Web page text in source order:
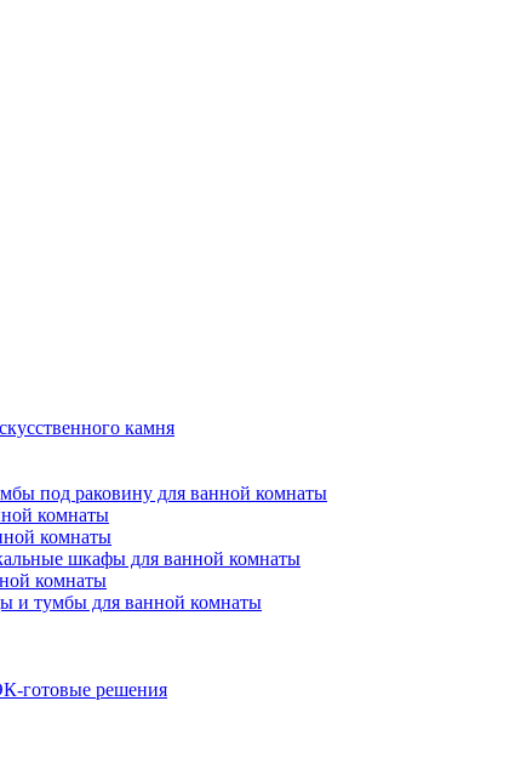
камня
под раковину для ванной комнаты
комнаты
комнаты
шкафы для ванной комнаты
комнаты
и тумбы для ванной комнаты
готовые решения